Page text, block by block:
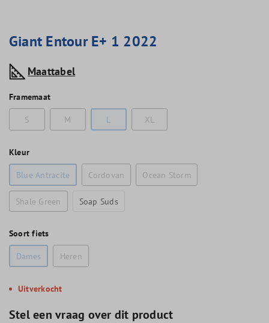
Giant Entour E+ 1 2022
Maattabel
Framemaat
S
M L XL
Kleur
Blue Antracite
Cordovan Ocean Storm
Shale Green Soap Suds
Soort fiets
Dames
Heren
Uitverkocht
Stel een vraag over dit product